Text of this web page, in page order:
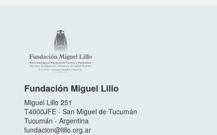
Fundación Miguel Lillo
Miguel Lillo 251
T4000JFE - San Miguel de Tucumán
Tucumán - Argentina
fundacion@lillo.org.ar